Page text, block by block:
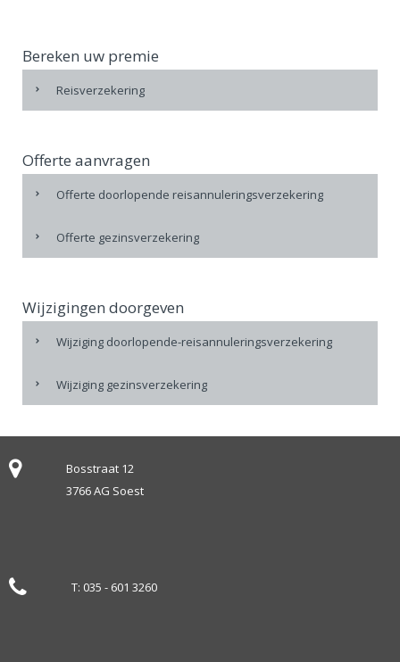
Bereken uw premie
Reisverzekering
Offerte aanvragen
Offerte doorlopende reisannuleringsverzekering
Offerte gezinsverzekering
Wijzigingen doorgeven
Wijziging doorlopende-reisannuleringsverzekering
Wijziging gezinsverzekering
Bosstraat 12
3766 AG Soest
T: 035 - 601 3260